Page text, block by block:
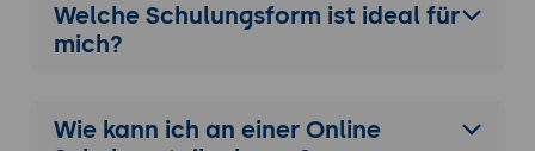
Welche Schulungsform ist ideal für
mich?
Wie kann ich an einer Online